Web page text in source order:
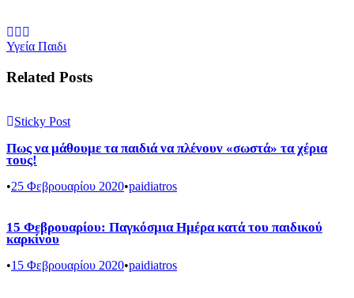
Υγεία Παιδι
Related Posts
Sticky Post
Πως να μάθουμε τα παιδιά να πλένουν «σωστά» τα χέρια
τους!
•25 Φεβρουαρίου 2020•paidiatros
15 Φεβρουαρίου: Παγκόσμια Ημέρα κατά του παιδικού
καρκίνου
•15 Φεβρουαρίου 2020•paidiatros